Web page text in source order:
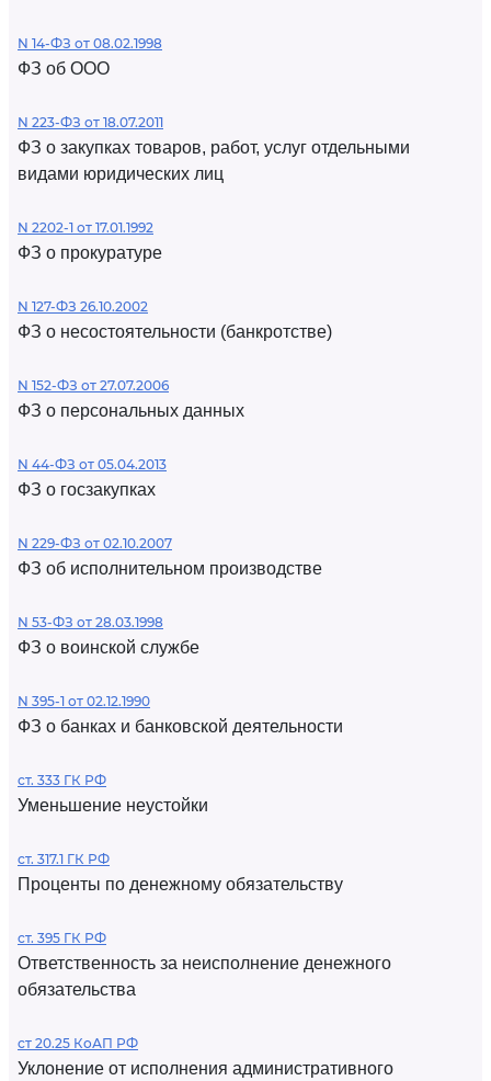
N 14-ФЗ от 08.02.1998
ФЗ об ООО
N 223-ФЗ от 18.07.2011
ФЗ о закупках товаров, работ, услуг отдельными
видами юридических лиц
N 2202-1 от 17.01.1992
ФЗ о прокуратуре
N 127-ФЗ 26.10.2002
ФЗ о несостоятельности (банкротстве)
N 152-ФЗ от 27.07.2006
ФЗ о персональных данных
N 44-ФЗ от 05.04.2013
ФЗ о госзакупках
N 229-ФЗ от 02.10.2007
ФЗ об исполнительном производстве
N 53-ФЗ от 28.03.1998
ФЗ о воинской службе
N 395-1 от 02.12.1990
ФЗ о банках и банковской деятельности
ст. 333 ГК РФ
Уменьшение неустойки
ст. 317.1 ГК РФ
Проценты по денежному обязательству
ст. 395 ГК РФ
Ответственность за неисполнение денежного
обязательства
ст 20.25 КоАП РФ
Уклонение от исполнения административного